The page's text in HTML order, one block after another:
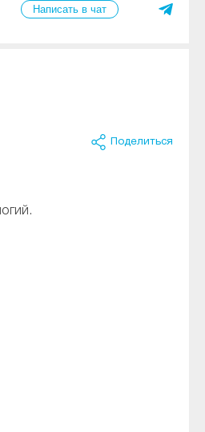
Написать в чат
Поделиться